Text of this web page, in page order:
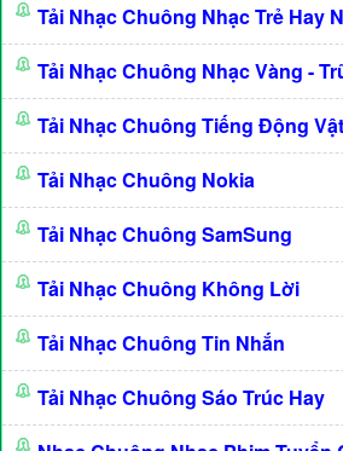
Tải Nhạc Chuông Nhạc Trẻ Hay
Tải Nhạc Chuông Nhạc Vàng -
Tải Nhạc Chuông Tiếng Động Vật
Tải Nhạc Chuông Nokia
Tải Nhạc Chuông SamSung
Tải Nhạc Chuông Không Lời
Tải Nhạc Chuông Tin Nhắn
Tải Nhạc Chuông Sáo Trúc Hay